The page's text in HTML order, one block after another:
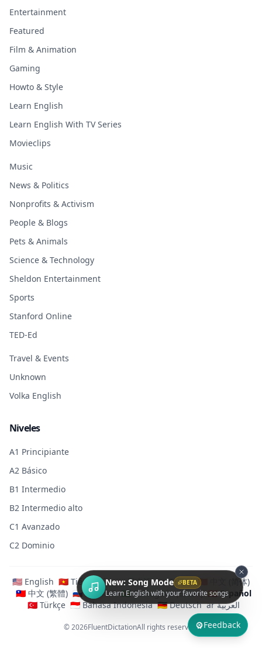
New: Song Mode BETA
Learn English with your favorite songs
Entertainment
Featured
Film & Animation
Gaming
Howto & Style
Learn English
Learn English With TV Series
Movieclips
Music
News & Politics
Nonprofits & Activism
People & Blogs
Pets & Animals
Science & Technology
Sheldon Entertainment
Sports
Stanford Online
TED-Ed
Travel & Events
Unknown
Volka English
Niveles
A1 Principiante
A2 Básico
B1 Intermedio
B2 Intermedio alto
C1 Avanzado
C2 Dominio
🇺🇸 English 🇻🇳 Tiếng Việt 🇯🇵 日本語 🇰🇷 한국어 🇨🇳 中文 (简体)
🇹🇼 中文 (繁體) 🇷🇺 Русский 🇧🇷 Português (Brasil) 🇪🇸 Español
🇹🇷 Türkçe 🇮🇩 Bahasa Indonesia 🇩🇪 Deutsch ar العربية
© 2026FluentDictationAll rights reserved. Feedback